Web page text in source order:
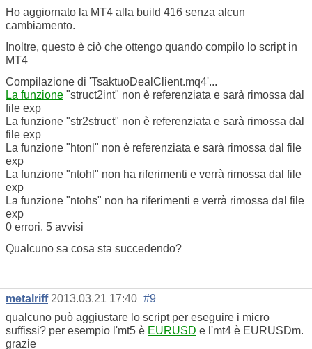
Ho aggiornato la MT4 alla build 416 senza alcun
cambiamento.
Inoltre, questo è ciò che ottengo quando compilo lo script in
MT4
Compilazione di 'TsaktuoDealClient.mq4'...
La funzione "struct2int" non è referenziata e sarà rimossa dal
file exp
La funzione "str2struct" non è referenziata e sarà rimossa dal
file exp
La funzione "htonl" non è referenziata e sarà rimossa dal file
exp
La funzione "ntohl" non ha riferimenti e verrà rimossa dal file
exp
La funzione "ntohs" non ha riferimenti e verrà rimossa dal file
exp
0 errori, 5 avvisi
Qualcuno sa cosa sta succedendo?
metalriff 2013.03.21 17:40 #9
qualcuno può aggiustare lo script per eseguire i micro
suffissi? per esempio l'mt5 è EURUSD e l'mt4 è EURUSDm.
grazie